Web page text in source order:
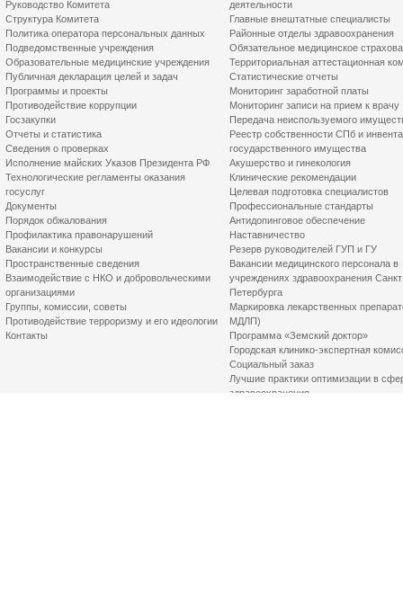
Руководство Комитета
Структура Комитета
Политика оператора персональных данных
Подведомственные учреждения
Образовательные медицинские учреждения
Публичная декларация целей и задач
Программы и проекты
Противодействие коррупции
Госзакупки
Отчеты и статистика
Сведения о проверках
Исполнение майских Указов Президента РФ
Технологические регламенты оказания
госуслуг
Документы
Порядок обжалования
Профилактика правонарушений
Вакансии и конкурсы
Пространственные сведения
Взаимодействие с НКО и добровольческими
организациями
Группы, комиссии, советы
Противодействие терроризму и его идеологии
Контакты
деятельности
Главные внештатные специалисты
Районные отделы здравоохранения
Обязательное медицинское
Территориальная аттестационная
Статистические отчеты
Мониторинг заработной платы
Мониторинг записи на прием к врачу
Передача неиспользуемого
Реестр собственности СПб и
государственного имущества
Акушерство и гинекология
Клинические рекомендации
Целевая подготовка специалистов
Профессиональные стандарты
Антидопинговое обеспечение
Наставничество
Резерв руководителей ГУП и ГУ
Вакансии медицинского персонала в
учреждениях здравоохранения
Петербурга
Маркировка лекарственных
МДЛП)
Программа «Земский доктор»
Городская клинико-экспертная
Социальный заказ
Лучшие практики оптимизации в
здравоохранения